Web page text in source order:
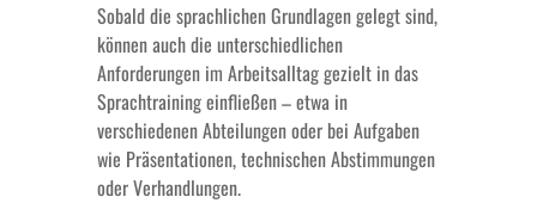
Sobald die sprachlichen Grundlagen gelegt sind,
können auch die unterschiedlichen
Anforderungen im Arbeitsalltag gezielt in das
Sprachtraining einfließen – etwa in
verschiedenen Abteilungen oder bei Aufgaben
wie Präsentationen, technischen Abstimmungen
oder Verhandlungen.